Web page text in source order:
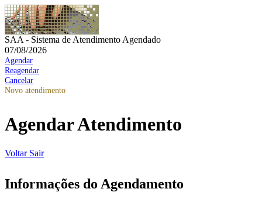
SAA - Sistema de Atendimento Agendado
07/08/2026
Agendar
Reagendar
Cancelar
Novo atendimento
Agendar Atendimento
Voltar Sair
Informações do Agendamento